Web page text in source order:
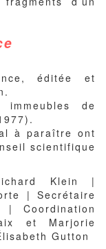
éditée et
de
à paraître ont
scientifique
Klein |
| Secrétaire
Coordination
et Marjorie
Gutton